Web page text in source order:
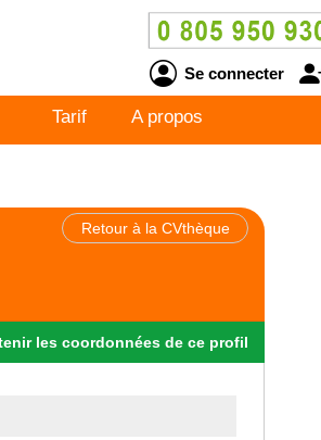
Se connecter
Tarif A propos
Retour à la CVthèque
les coordonnées de ce profil